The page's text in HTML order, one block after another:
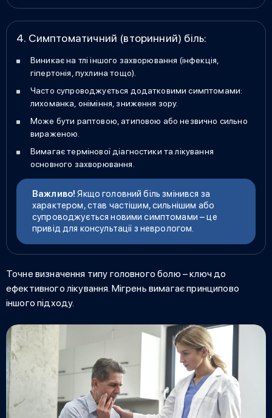
4. Симптоматичний (вторинний) біль:
Виникає на тлі іншого захворювання (інфекція,
гіпертонія, пухлина тощо).
Часто супроводжується додатковими симптомами:
лихоманка, оніміння, зниження зору.
Може бути раптовою, атиповою або незвично сильно
вираженою.
Вимагає термінової діагностики та лікування
основного захворювання.
Важливо! Якщо головний біль змінився за
характером, став частішим, сильнішим або
супроводжується новими симптомами – це
привід для консультації з неврологом.
Точне визначення типу головного болю – ключ до
ефективного лікування. Мігрень вимагає принципово
іншого підходу.